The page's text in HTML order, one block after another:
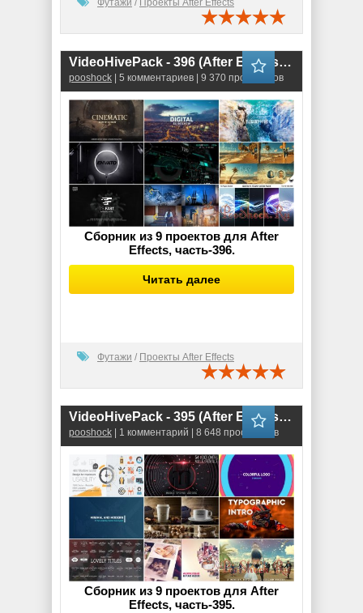
VideoHivePack - 396 (After Effects Projects Pack)
pooshock | 5 комментариев | 9 370 просмотров
Сборник из 9 проектов для After
Effects, часть-396.
Читать далее
Футажи / Проекты After Effects
VideoHivePack - 395 (After Effects Projects Pack)
pooshock | 1 комментарий | 8 648 просмотров
Сборник из 9 проектов для After
Effects, часть-395.